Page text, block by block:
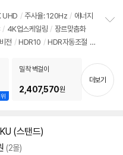
UHD / 주사율: 120Hz / 에너지
/ 4K업스케일링 / 장르맞춤화
전 / HDR10 / HDR자동조절 /
웹OS 26 / HDMI(전체): 4개
기
밀착 벽걸이
2,407,570원
더보기
(스탠드)
(2몰)